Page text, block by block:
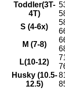
Toddler(3T-
4T)
S (4-6x)
M (7-8)
L(10-12)
Husky (10.5-
12.5)